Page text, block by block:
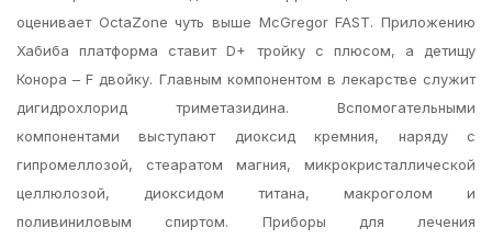
оценивает OctaZone чуть выше McGregor FAST. Приложению
Хабиба платформа ставит D+ тройку с плюсом, а детищу
Конора – F двойку. Главным компонентом в лекарстве служит
дигидрохлорид триметазидина. Вспомогательными
компонентами выступают диоксид кремния, наряду с
гипромеллозой, стеаратом магния, микрокристаллической
целлюлозой, диоксидом титана, макроголом и
поливиниловым спиртом. Приборы для лечения